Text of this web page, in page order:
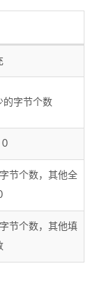
的字节个数
0
节个数，其他全
节个数，其他填